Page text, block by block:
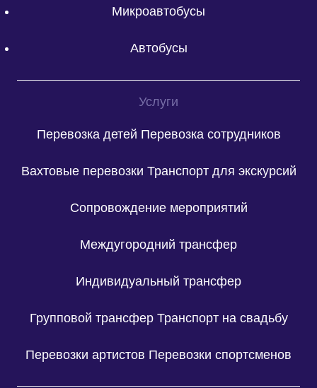
Микроавтобусы
Автобусы
Услуги
Перевозка детей Перевозка сотрудников
Вахтовые перевозки Транспорт для экскурсий
Сопровождение мероприятий
Междугородний трансфер
Индивидуальный трансфер
Групповой трансфер Транспорт на свадьбу
Перевозки артистов Перевозки спортсменов